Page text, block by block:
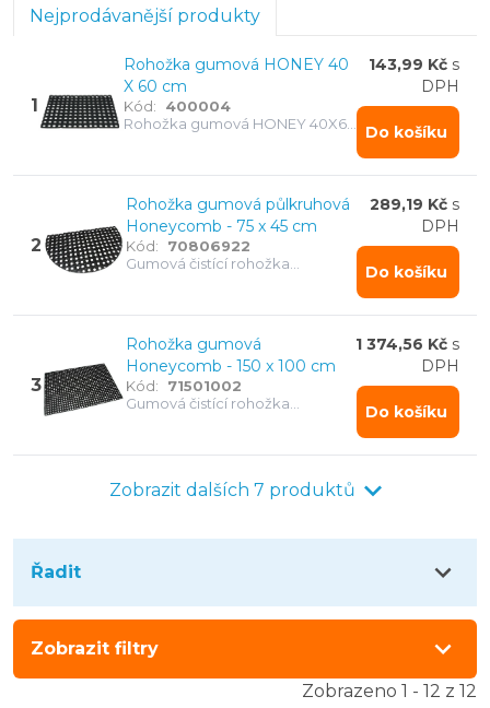
Nejprodávanější produkty
1
Rohožka gumová HONEY 40
X 60 cm
Kód:
400004
Rohožka gumová HONEY 40X60
143,99 Kč s
DPH
Do košíku
2
Rohožka gumová půlkruhová
Honeycomb - 75 x 45 cm
Kód:
70806922
Gumová čistící rohožka
289,19 Kč s
DPH
Do košíku
3
Rohožka gumová
Honeycomb - 150 x 100 cm
Kód:
71501002
Gumová čistící rohožka
1 374,56 Kč s
DPH
Do košíku
Zobrazit dalších 7 produktů
Řadit
Zobrazit filtry
Zobrazeno 1 - 12 z 12